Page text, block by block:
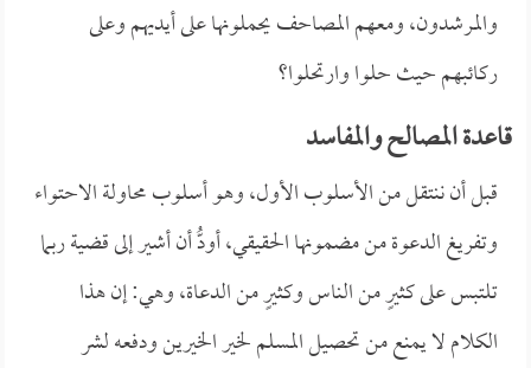
والمرشدون، ومعهم المصاحف يحملونها على أيديهم وعلى
ركائبهم حيث حلوا وارتحلوا؟
قاعدة المصالح والمفاسد
قبل أن ننتقل من الأسلوب الأول، وهو أسلوب محاولة الاحتواء
وتفريغ الدعوة من مضمونها الحقيقي، أودُّ أن أشير إلى قضية ربما
تلتبس على كثيرٍ من الناس وكثيرٍ من الدعاة، وهي: إن هذا
الكلام لا يمنع من تحصيل المسلم لخير الخيرين ودفعه لشر